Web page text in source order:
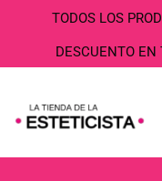
TODOS LOS
DESCUENTO EN